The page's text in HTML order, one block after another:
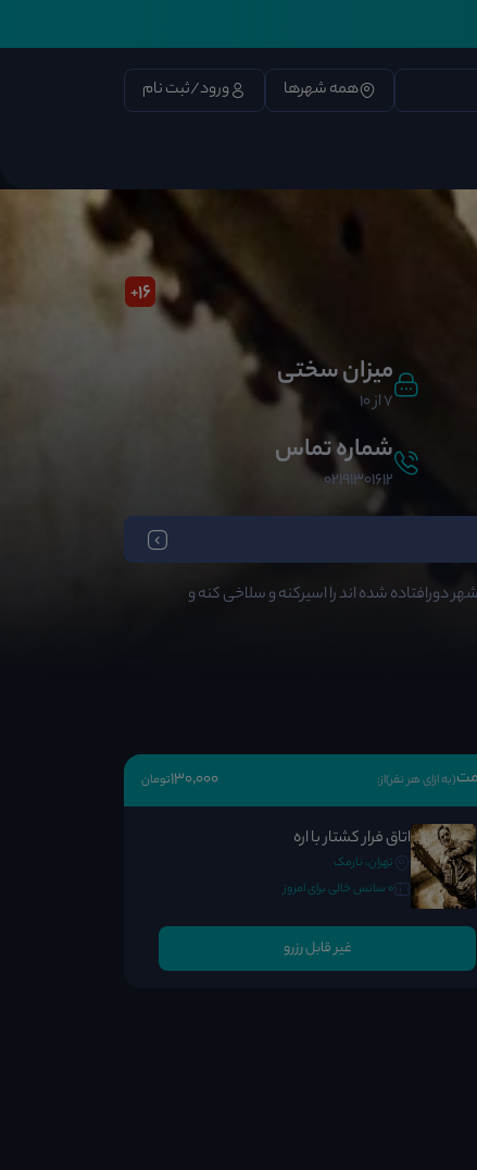
همه شهرها ورود/ثبت نام
16
+
میزان سختی
7 از 10
شماره تماس
02191301612
دورافتاده شده اند را اسیرکنه و سلاخی کنه و
(به ازای هر نفر)از: 130٬000تومان
اتاق فرار کشتار با اره
تهران، نارمک
0 سانس خالی برای امروز
غیر قابل رزرو